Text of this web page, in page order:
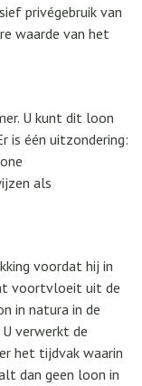
privégebruik van
waarde van het
U kunt dit loon
is één uitzondering:
als
voordat hij in
voortvloeit uit de
in natura in de
verwerkt de
het tijdvak waarin
dan geen loon in